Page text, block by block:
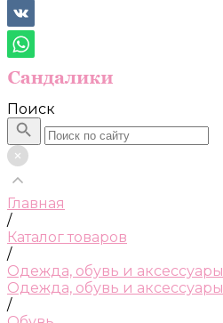
Поиск
Главная
/
Каталог товаров
/
Одежда, обувь и аксессуары
Одежда, обувь и аксессуары
/